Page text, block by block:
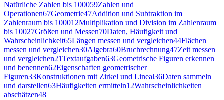
Natürliche Zahlen bis 100059Zahlen und
Operationen67Geometrie47Addition und Subtraktion im
Zahlenraum bis 100012Multiplikation und Division im Zahlenraum
bis 10027Größen und Messen70Daten, Häufigkeit und
Wahrscheinlichkeit65Längen messen und vergleichen44Flächen
messen und vergleichen30Algebra60Bruchrechnung47Zeit messen
und vergleichen21Textaufgaben63Geometrische Figuren erkennen
und benennen62Eigenschaften geometrischer
Figuren33Konstruktionen mit Zirkel und Lineal36Daten sammeln
und darstellen63Häufigkeiten ermitteln12Wahrscheinlichkeiten
abschätzen48